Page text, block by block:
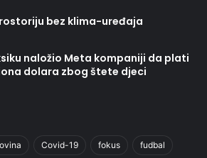
bez klima-uređaja
naložio Meta kompaniji da plati
dolara zbog štete djeci
Covid-19 fokus fudbal